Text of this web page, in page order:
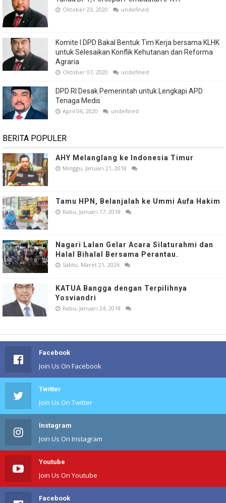
Oktober 23, 2020 undefined
Komite I DPD Bakal Bentuk Tim Kerja bersama KLHK
untuk Selesaikan Konflik Kehutanan dan Reforma
Agraria
Oktober 07, 2020 undefined
DPD RI Desak Pemerintah untuk Lengkapi APD
Tenaga Medis
April 06, 2020 undefined
BERITA POPULER
AHY Melanglang ke Indonesia Timur
Minggu, Januari 21, 2018
Tamu HPN, Belanjalah ke Ummi Aufa Hakim
Rabu, Januari 17, 2018
Nagari Lalan Gelar Acara Silaturahmi dan
Halal Bihalal Bersama Perantau.
Sabtu, Maret 21, 2026
KATUA Bangga dengan Terpilihnya
Yosviandri
Rabu, Januari 24, 2018
Facebook
Join Us On Facebook
Twitter
Join Us On Twitter
Instagram
Join Us On Instagram
Youtube
Join Us On Youtube
Facebook